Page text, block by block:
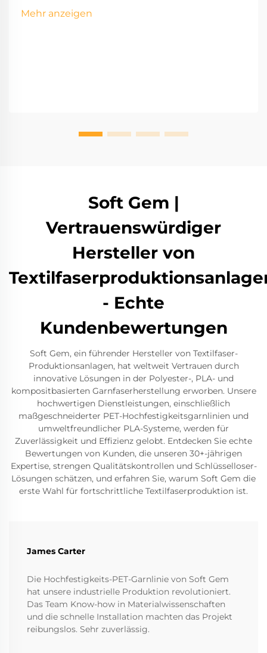
Mehr anzeigen
Soft Gem |
Vertrauenswürdiger
Hersteller von
- Echte
Kundenbewertungen
Soft Gem, ein führender Hersteller von Textilfaser-
Produktionsanlagen, hat weltweit Vertrauen durch
innovative Lösungen in der Polyester-, PLA- und
kompositbasierten Garnfaserherstellung erworben. Unsere
hochwertigen Dienstleistungen, einschließlich
maßgeschneiderter PET-Hochfestigkeitsgarnlinien und
umweltfreundlicher PLA-Systeme, werden für
Zuverlässigkeit und Effizienz gelobt. Entdecken Sie echte
Bewertungen von Kunden, die unseren 30+-jährigen
Expertise, strengen Qualitätskontrollen und Schlüsselloser-
Lösungen schätzen, und erfahren Sie, warum Soft Gem die
erste Wahl für fortschrittliche Textilfaserproduktion ist.
James Carter
Die Hochfestigkeits-PET-Garnlinie von Soft Gem
hat unsere industrielle Produktion revolutioniert.
Das Team Know-how in Materialwissenschaften
und die schnelle Installation machten das Projekt
reibungslos. Sehr zuverlässig.